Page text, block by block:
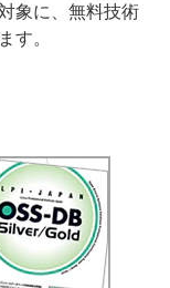
象に、無料技術
す。